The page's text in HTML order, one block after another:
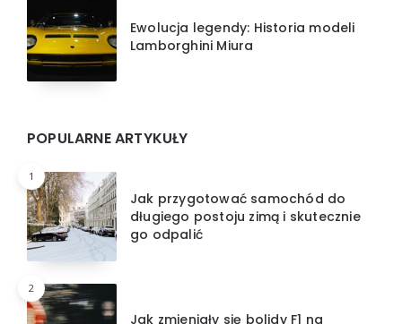
Ewolucja legendy: Historia modeli
Lamborghini Miura
POPULARNE ARTYKUŁY
1
Jak przygotować samochód do
długiego postoju zimą i skutecznie
go odpalić
2
Jak zmieniały się bolidy F1 na